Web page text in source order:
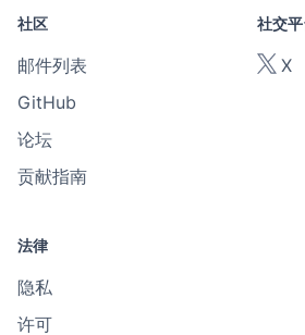
社区
邮件列表
GitHub
论坛
贡献指南
社交平
X
法律
隐私
许可